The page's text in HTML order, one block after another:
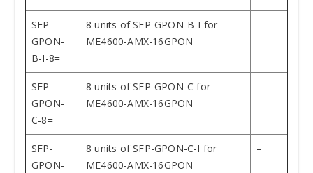
SFP-
GPON-
B-I-8=
8 units of SFP-GPON-B-I for
ME4600-AMX-16GPON
–
SFP-
GPON-
C-8=
8 units of SFP-GPON-C for
ME4600-AMX-16GPON
–
SFP-
GPON-
8 units of SFP-GPON-C-I for
ME4600-AMX-16GPON
–